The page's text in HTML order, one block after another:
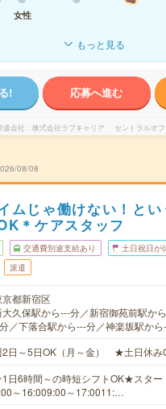
女性
もっと見る
! 応募へ進む
遣会社 株式会社ラブキャリア セントラルオフ
08/08
ムじゃ働けない！と
＊ケアスタッフ
交通費別途支給あり 土日祝日が
派遣
京都新宿区
大久保駅から---分／新宿御苑前駅か
／下落合駅から---分／神楽坂駅か
2日～5日OK（月～金） ★土日休み
日6時間～の時短シフトOK★スター
～16:009:00～17:0011:…